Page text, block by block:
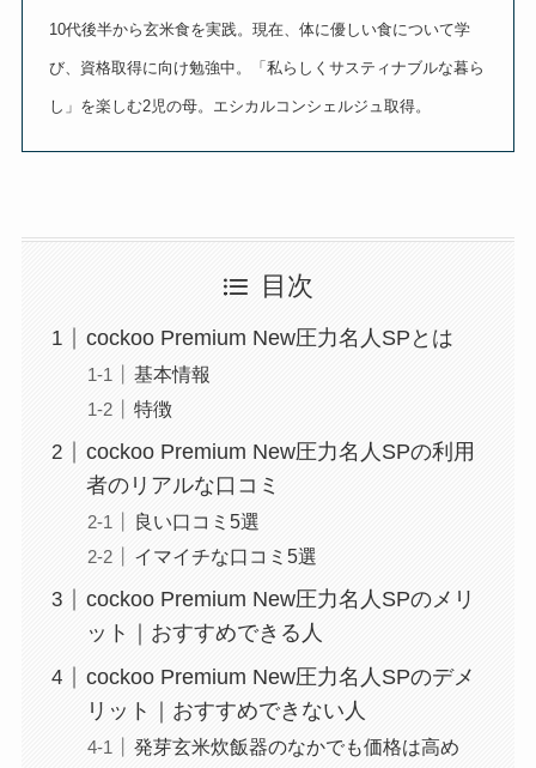
10代後半から玄米食を実践。現在、体に優しい食について学
び、資格取得に向け勉強中。「私らしくサスティナブルな暮ら
し」を楽しむ2児の母。エシカルコンシェルジュ取得。
目次
cockoo Premium New圧力名人SPとは
基本情報
特徴
cockoo Premium New圧力名人SPの利用
者のリアルな口コミ
良い口コミ5選
イマイチな口コミ5選
cockoo Premium New圧力名人SPのメリ
ット｜おすすめできる人
cockoo Premium New圧力名人SPのデメ
リット｜おすすめできない人
発芽玄米炊飯器のなかでも価格は高め